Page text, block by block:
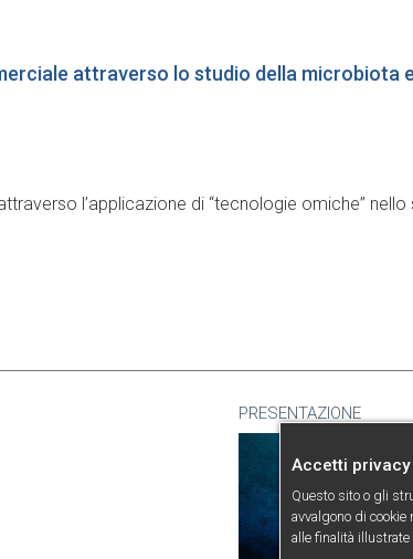
attraverso lo studio della microbiota
l’applicazione di “tecnologie omiche” nello
PRESENTAZIONE
Accetti
Questo sito o gli
avvalgono di
alle finalità illustrate